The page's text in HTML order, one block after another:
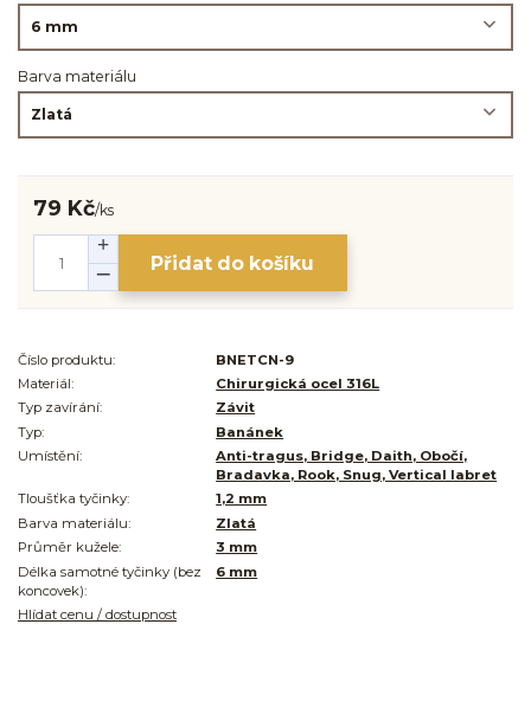
Barva materiálu
79 Kč/ks
Přidat do košíku
Číslo produktu:
BNETCN-9
Materiál:
Chirurgická ocel 316L
Typ zavírání:
Závit
Typ:
Banánek
Umístění:
Anti-tragus, Bridge, Daith, Obočí,
Bradavka, Rook, Snug, Vertical labret
Tloušťka tyčinky:
1,2 mm
Barva materiálu:
Zlatá
Průměr kužele:
3 mm
Délka samotné tyčinky (bez
koncovek):
6 mm
Hlídat cenu / dostupnost